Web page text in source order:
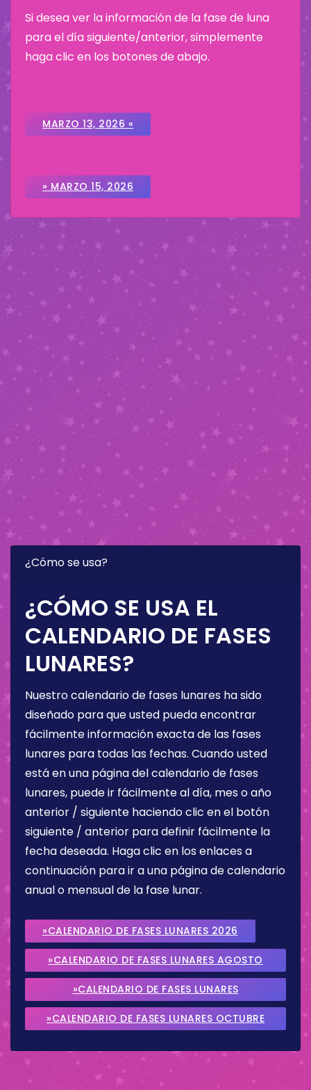
Si desea ver la información de la fase de luna
para el día siguiente/anterior, simplemente
haga clic en los botones de abajo.
MARZO 13, 2026 «
» MARZO 15, 2026
¿Cómo se usa?
¿CÓMO SE USA EL
CALENDARIO DE FASES
LUNARES?
Nuestro calendario de fases lunares ha sido
diseñado para que usted pueda encontrar
fácilmente información exacta de las fases
lunares para todas las fechas. Cuando usted
está en una página del calendario de fases
lunares, puede ir fácilmente al día, mes o año
anterior / siguiente haciendo clic en el botón
siguiente / anterior para definir fácilmente la
fecha deseada. Haga clic en los enlaces a
continuación para ir a una página de calendario
anual o mensual de la fase lunar.
»CALENDARIO DE FASES LUNARES 2026
»CALENDARIO DE FASES LUNARES AGOSTO
2026
»CALENDARIO DE FASES LUNARES
SEPTIEMBRE 2026
»CALENDARIO DE FASES LUNARES OCTUBRE